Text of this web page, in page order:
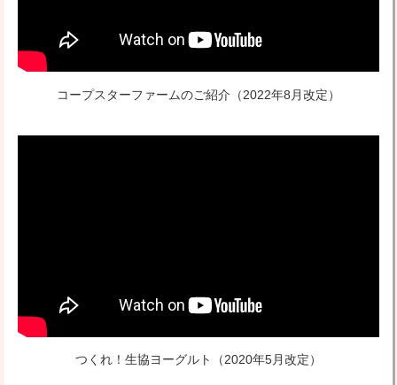
コープスターファームのご紹介 （2022年8月改定）
つくれ！生協ヨーグルト （2020年5月改定）